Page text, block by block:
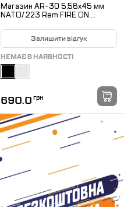
Магазин АR-30 5,56х45 мм
NATO/.223 Rem FIRE ON.
Залишити відгук
НЕМАЄ В НАЯВНОСТІ
690.0 грн